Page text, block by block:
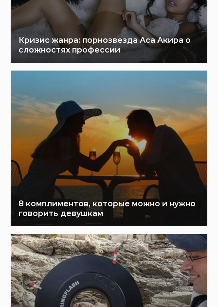
Кризис жанра: порнозвезда Аса Акира о
сложностях профессии
8 комплиментов, которые можно и нужно
говорить девушкам